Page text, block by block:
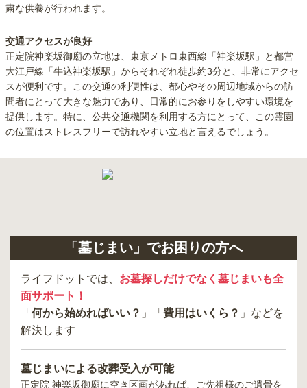
粛な供養が行われます。
交通アクセスが良好
正定院神楽坂御廟の立地は、東京メトロ東西線「神楽坂駅」と都営
大江戸線「牛込神楽坂駅」からそれぞれ徒歩約3分と、非常にアクセ
スが便利です。この交通の利便性は、都心やその周辺地域からの訪
問者にとって大きな魅力であり、日常的にお参りをしやすい環境を
提供します。特に、公共交通機関を利用する方にとって、この霊園
の位置はストレスフリーで訪れやすい立地と言えるでしょう。
「墓じまい」でお困りの方へ
ライフドットでは、 お墓探しだけでなく墓じまいも全
面サポート！
「 何から始めればいい？ 」「 費用はいくら？ 」などを
解決します
墓じまいによる改葬受入が可能
正定院 神楽坂御廟に空き区画があれば、ご先祖様のご遺骨を